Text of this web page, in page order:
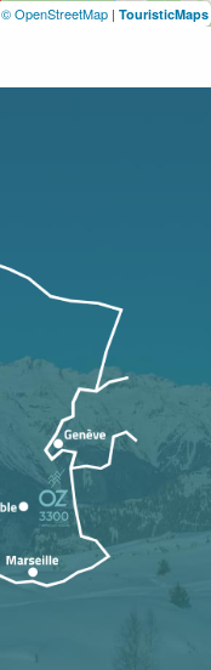
© OpenStreetMap | TouristicMaps